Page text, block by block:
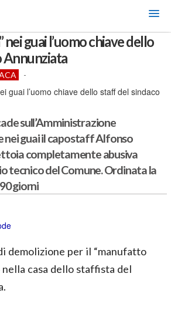
nei guai l’uomo chiave dello
Annunziata
-
sull’Amministrazione
nei guai il capostaff Alfonso
completamente abusiva
tecnico del Comune. Ordinata la
giorni
demolizione per il “manufatto
nella casa dello staffista del